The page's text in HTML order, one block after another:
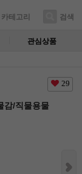
카테고리 검색
관심상품
29
감/직물용물